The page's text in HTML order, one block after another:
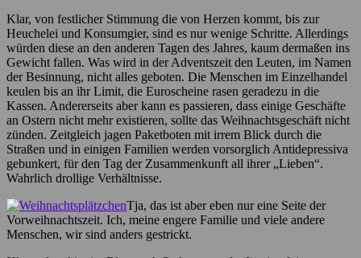
Klar, von festlicher Stimmung die von Herzen kommt, bis zur
Heuchelei und Konsumgier, sind es nur wenige Schritte. Allerdings
würden diese an den anderen Tagen des Jahres, kaum dermaßen ins
Gewicht fallen. Was wird in der Adventszeit den Leuten, im Namen
der Besinnung, nicht alles geboten. Die Menschen im Einzelhandel
keulen bis an ihr Limit, die Euroscheine rasen geradezu in die
Kassen. Andererseits aber kann es passieren, dass einige Geschäfte
an Ostern nicht mehr existieren, sollte das Weihnachtsgeschäft nicht
zünden. Zeitgleich jagen Paketboten mit irrem Blick durch die
Straßen und in einigen Familien werden vorsorglich Antidepressiva
gebunkert, für den Tag der Zusammenkunft all ihrer „Lieben“.
Wahrlich drollige Verhältnisse.
Tja, das ist aber eben nur eine Seite der
Vorweihnachtszeit. Ich, meine engere Familie und viele andere
Menschen, wir sind anders gestrickt.